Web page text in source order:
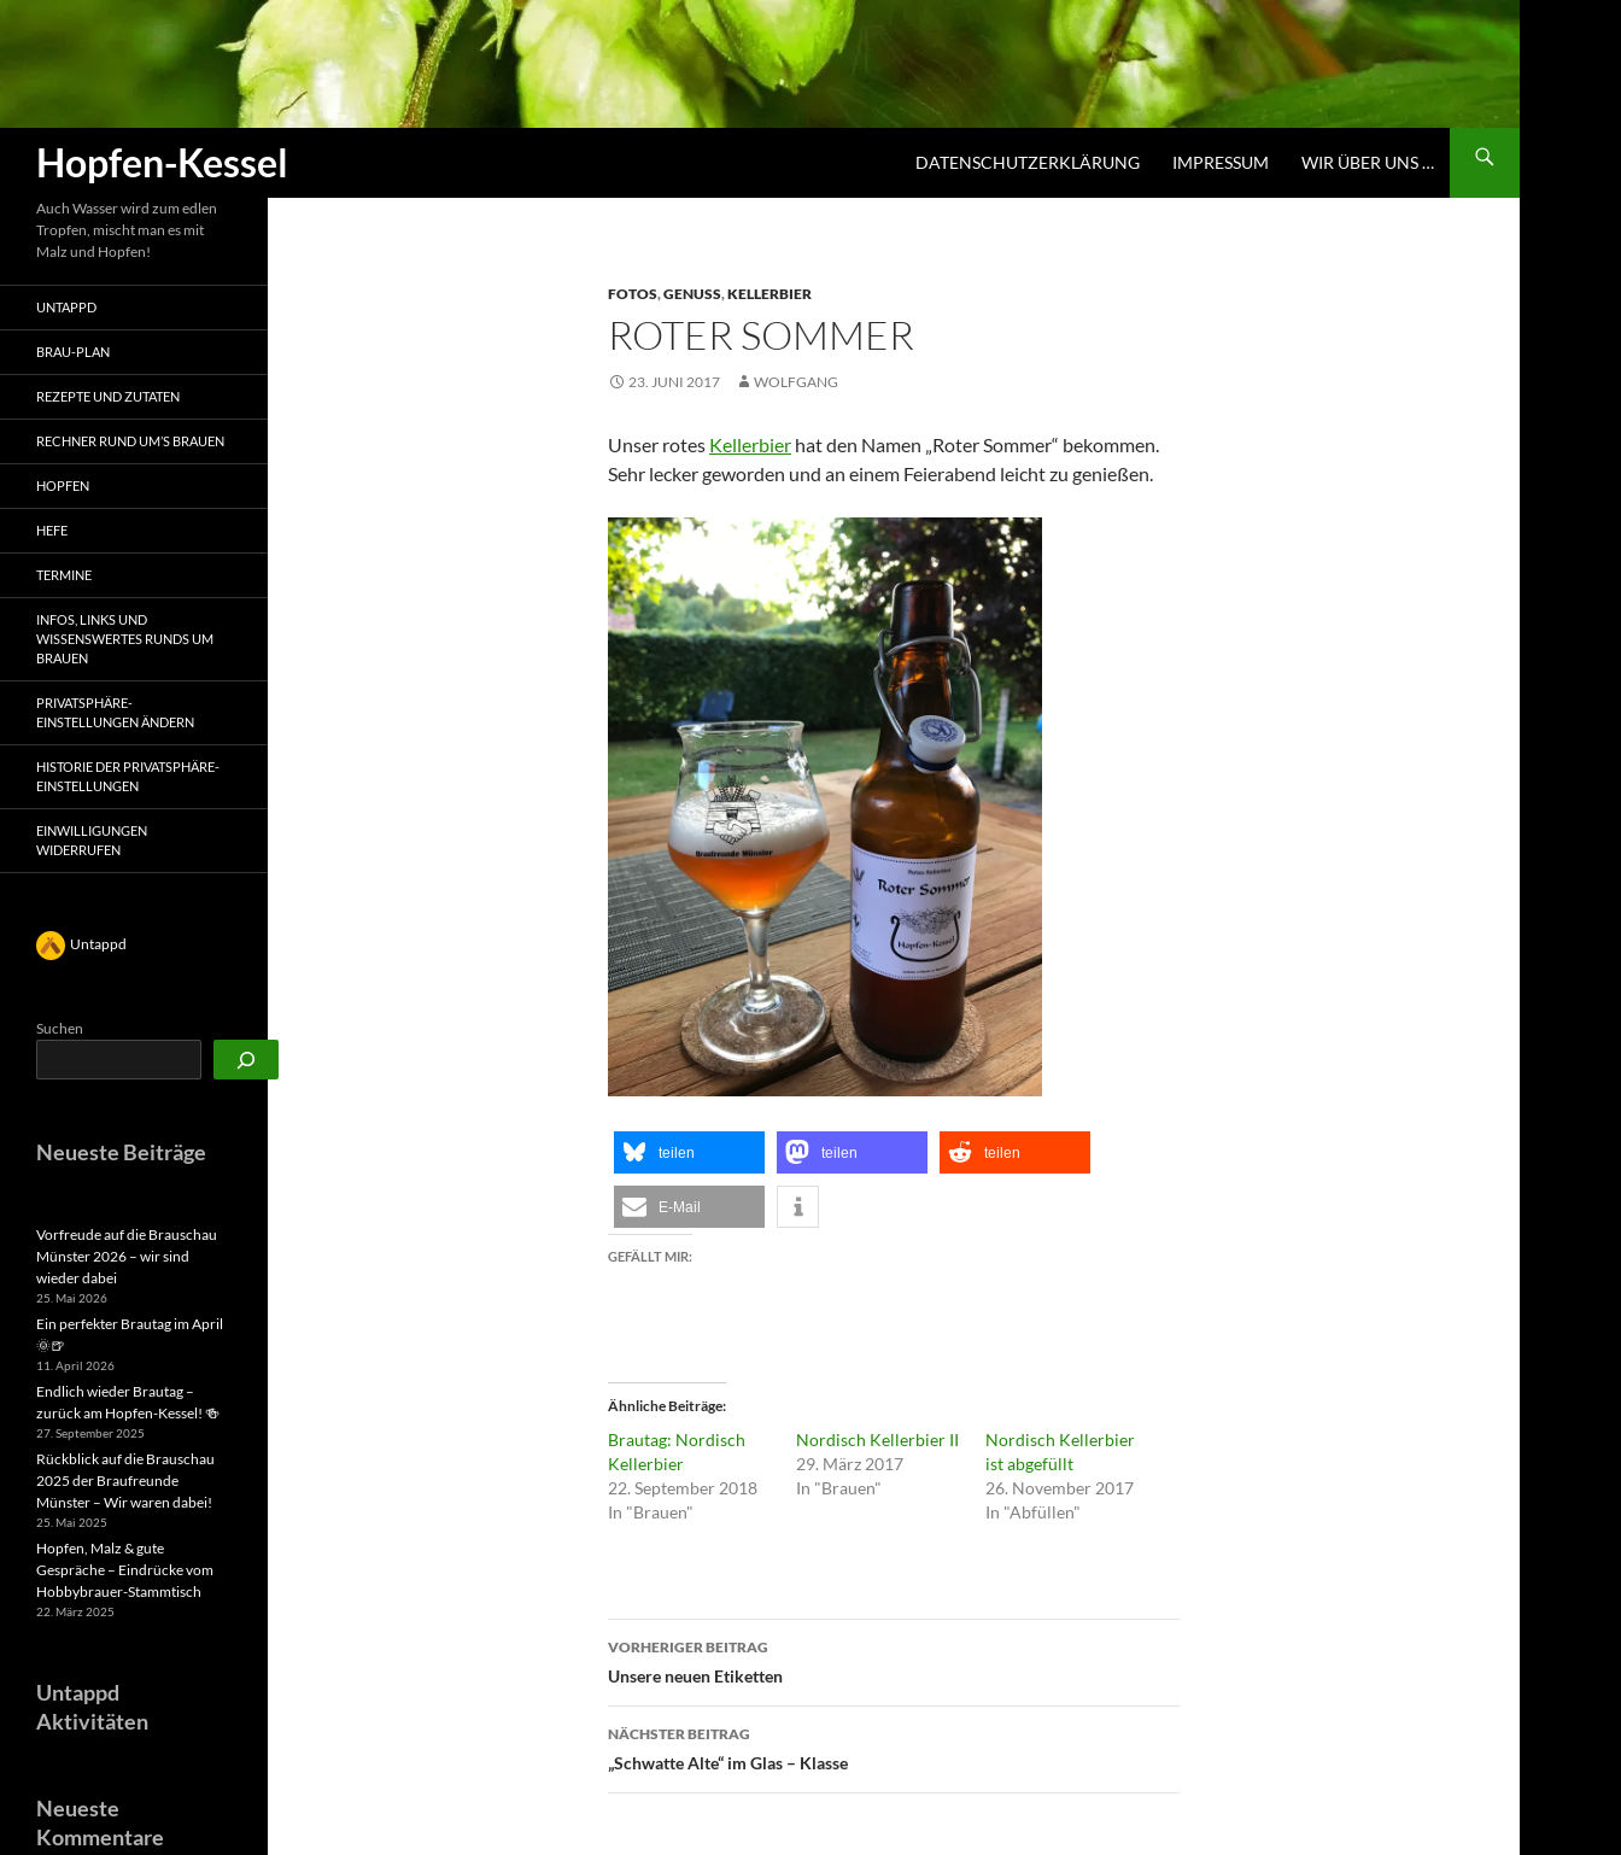
Hopfen-Kessel DATENSCHUTZERKLÄRUNG IMPRESSUM WIR ÜBER UNS …
FOTOS,GENUSS,KELLERBIER
ROTER SOMMER
23. JUNI 2017 WOLFGANG
Unser rotes Kellerbier hat den Namen „Roter Sommer“ bekommen.
Sehr lecker geworden und an einem Feierabend leicht zu genießen.
teilen teilen teilen
E-Mail
GEFÄLLT MIR:
Ähnliche Beiträge
Brautag: Nordisch
Kellerbier
22. September 2018
In "Brauen"
Nordisch Kellerbier II
29. März 2017
In "Brauen"
Nordisch Kellerbier
ist abgefüllt
26. November 2017
In "Abfüllen"
Beitragsnavigation
VORHERIGER BEITRAG
Unsere neuen Etiketten
NÄCHSTER BEITRAG
„Schwatte Alte“ im Glas – Klasse
Auch Wasser wird zum edlen
Tropfen, mischt man es mit
Malz und Hopfen!
UNTAPPD
BRAU-PLAN
REZEPTE UND ZUTATEN
RECHNER RUND UM’S BRAUEN
HOPFEN
HEFE
TERMINE
INFOS, LINKS UND
WISSENSWERTES RUNDS UM
BRAUEN
PRIVATSPHÄRE-
EINSTELLUNGEN ÄNDERN
HISTORIE DER PRIVATSPHÄRE-
EINSTELLUNGEN
EINWILLIGUNGEN
WIDERRUFEN
Untappd
Suchen
Neueste Beiträge
Vorfreude auf die Brauschau
Münster 2026 – wir sind
wieder dabei
25. Mai 2026
Ein perfekter Brautag im April
🌞🍺
11. April 2026
Endlich wieder Brautag –
zurück am Hopfen-Kessel! 🍻
27. September 2025
Rückblick auf die Brauschau
2025 der Braufreunde
Münster – Wir waren dabei!
25. Mai 2025
Hopfen, Malz & gute
Gespräche – Eindrücke vom
Hobbybrauer-Stammtisch
22. März 2025
Untappd
Aktivitäten
Neueste
Kommentare